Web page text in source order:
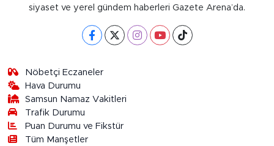
siyaset ve yerel gündem haberleri Gazete Arena’da.
Nöbetçi Eczaneler
Hava Durumu
Samsun Namaz Vakitleri
Trafik Durumu
Puan Durumu ve Fikstür
Tüm Manşetler